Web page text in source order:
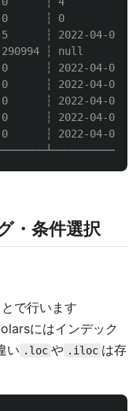
0.0      ┆ 0
┆ 2022-04-01
┆ null
┆ 2022-04-01
┆ 2022-04-01
┆ 2022-04-01
┆ 2022-04-01
┆ 2022-04-01
・条件選択
で行います
にはインデック
い .loc や .iloc は存